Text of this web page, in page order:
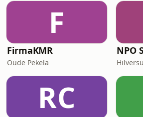
F
FirmaKMR
Oude Pekela
NPO
RC